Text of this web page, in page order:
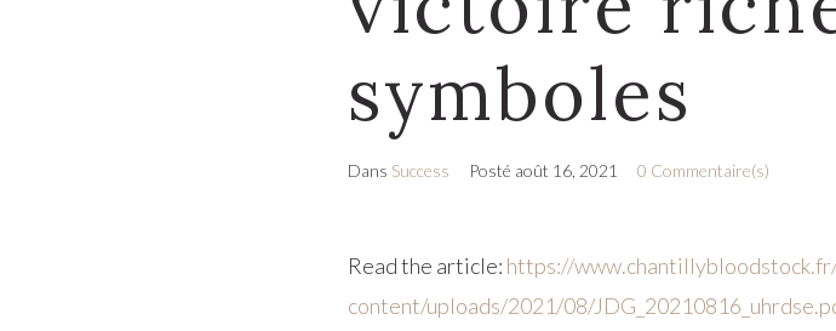
symboles
Dans Success Posté août 16, 2021 0 Commentaire(s)
Read the article: https://
content/uploads/2021/08/